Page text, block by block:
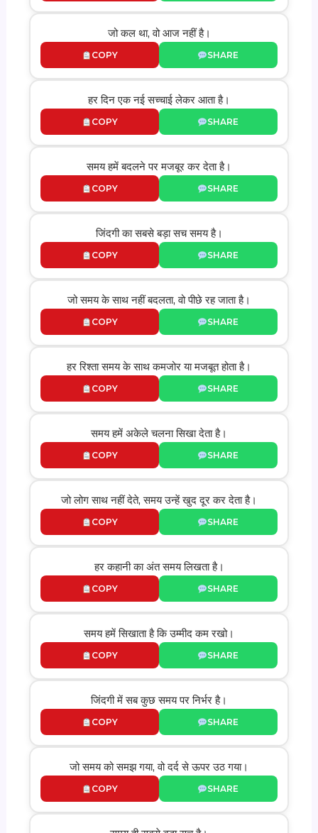
जो कल था, वो आज नहीं है।
COPY SHARE
हर दिन एक नई सच्चाई लेकर आता है।
COPY SHARE
समय हमें बदलने पर मजबूर कर देता है।
COPY SHARE
जिंदगी का सबसे बड़ा सच समय है।
COPY SHARE
जो समय के साथ नहीं बदलता, वो पीछे रह जाता है।
COPY SHARE
हर रिश्ता समय के साथ कमजोर या मजबूत होता है।
COPY SHARE
समय हमें अकेले चलना सिखा देता है।
COPY SHARE
जो लोग साथ नहीं देते, समय उन्हें खुद दूर कर देता है।
COPY SHARE
हर कहानी का अंत समय लिखता है।
COPY SHARE
समय हमें सिखाता है कि उम्मीद कम रखो।
COPY SHARE
जिंदगी में सब कुछ समय पर निर्भर है।
COPY SHARE
जो समय को समझ गया, वो दर्द से ऊपर उठ गया।
COPY SHARE